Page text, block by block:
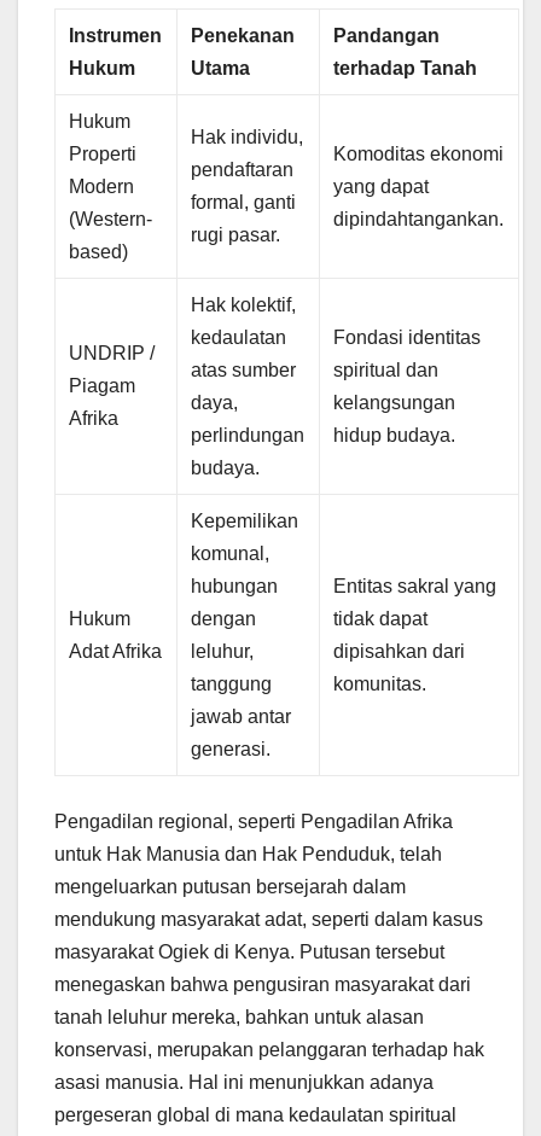
Instrumen
Hukum
Penekanan
Utama
Pandangan
terhadap Tanah
Hukum
Properti
Modern
(Western-
based)
Hak individu,
pendaftaran
formal, ganti
rugi pasar.
Komoditas ekonomi
yang dapat
dipindahtangankan.
UNDRIP /
Piagam
Afrika
Hak kolektif,
kedaulatan
atas sumber
daya,
perlindungan
budaya.
Fondasi identitas
spiritual dan
kelangsungan
hidup budaya.
Hukum
Adat Afrika
Kepemilikan
komunal,
hubungan
dengan
leluhur,
tanggung
jawab antar
generasi.
Entitas sakral yang
tidak dapat
dipisahkan dari
komunitas.
Pengadilan regional, seperti Pengadilan Afrika
untuk Hak Manusia dan Hak Penduduk, telah
mengeluarkan putusan bersejarah dalam
mendukung masyarakat adat, seperti dalam kasus
masyarakat Ogiek di Kenya. Putusan tersebut
menegaskan bahwa pengusiran masyarakat dari
tanah leluhur mereka, bahkan untuk alasan
konservasi, merupakan pelanggaran terhadap hak
asasi manusia. Hal ini menunjukkan adanya
pergeseran global di mana kedaulatan spiritual